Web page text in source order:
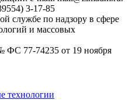
3-17-85
службе по надзору в сфере
и массовых
77-74235 от 19 ноября
технологии